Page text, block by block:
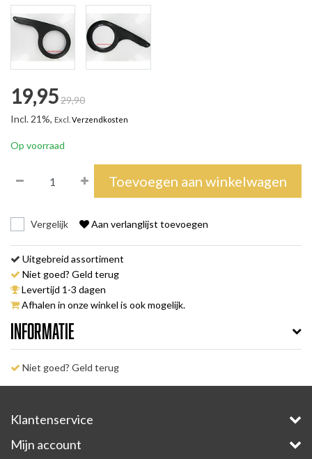
19,9529,90
Incl. 21%, Excl. Verzendkosten
Op voorraad
Toevoegen aan winkelwagen
Vergelijk Aan verlanglijst toevoegen
Uitgebreid assortiment
Niet goed? Geld terug
Levertijd 1-3 dagen
Afhalen in onze winkel is ook mogelijk.
Informatie
Niet goed? Geld terug
Klantenservice
Mijn account